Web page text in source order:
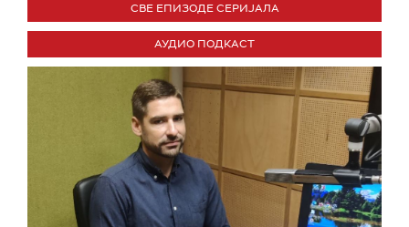
СВЕ ЕПИЗОДЕ СЕРИЈАЛА
АУДИО ПОДКАСТ